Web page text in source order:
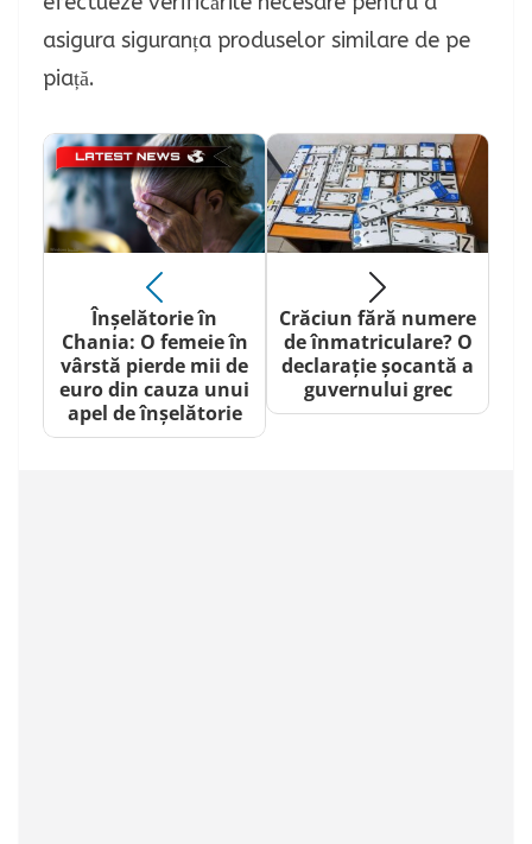
asigura siguranța produselor similare de pe
piață.
Înșelătorie în
Chania: O femeie în
vârstă pierde mii de
euro din cauza unui
apel de înșelătorie
Crăciun fără numere
de înmatriculare? O
declarație șocantă a
guvernului grec